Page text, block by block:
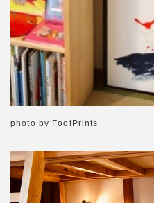
photo by FootPrints